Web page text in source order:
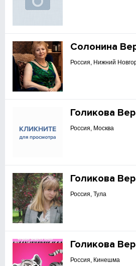
Солонина
Россия, Нижний
Голикова
Россия, Москва
Голикова
Россия, Тула
Голикова
Россия, Кинешма